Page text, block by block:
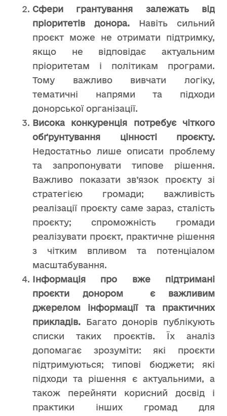
Сфери грантування залежать від
пріоритетів донора. Навіть сильний
проєкт може не отримати підтримку,
якщо не відповідає актуальним
пріоритетам і політикам програми.
Тому важливо вивчати логіку,
тематичні напрями та підходи
донорської організації.
Висока конкуренція потребує чіткого
обґрунтування цінності проєкту.
Недостатньо лише описати проблему
та запропонувати типове рішення.
Важливо показати зв’язок проєкту зі
стратегією громади; важливість
реалізації проєкту саме зараз, сталість
проєкту; спроможність громади
реалізувати проєкт, практичне рішення
з чітким впливом та потенціалом
масштабування.
Інформація про вже підтримані
проєкти донором є важливим
джерелом інформації та практичних
прикладів. Багато донорів публікують
списки таких проєктів. Їх аналіз
допомагає зрозуміти: які проєкти
підтримуються; типові бюджети; які
підходи та рішення є актуальними, а
також перейняти корисний досвід і
практики інших громад для